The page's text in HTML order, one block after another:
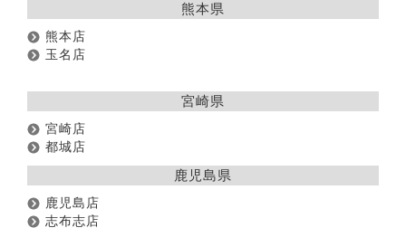
熊本県
熊本店
玉名店
宮崎県
宮崎店
都城店
鹿児島県
鹿児島店
志布志店